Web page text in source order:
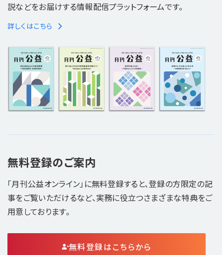
説などをお届けする情報配信プラットフォームです。
詳しくはこちら
無料登録のご案内
「月刊公益オンライン」に無料登録すると、登録の方限定の記
事をご覧いただけるなど、実務に役立つさまざまな特典をご
用意しております。
無料登録はこちらから